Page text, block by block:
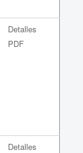
Detalles
PDF
Detalles